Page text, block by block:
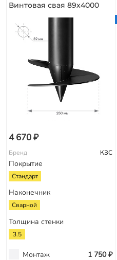
Винтовая свая 89х4000
4 670 ₽
Бренд КЗС
Покрытие
Стандарт
Наконечник
Сварной
Толщина стенки
3.5
Монтаж 1 750 ₽